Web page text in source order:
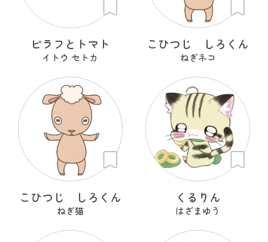
ピラフとトマト
イトウ セトカ
こひつじ しろくん
ねぎネコ
こひつじ しろくん
ねぎ猫
くるりん
はざまゆう